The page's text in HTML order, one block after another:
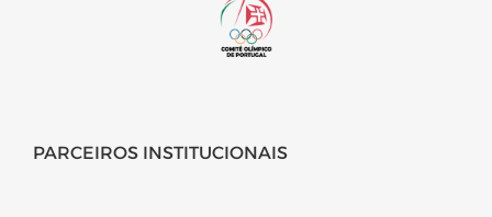
PARCEIROS INSTITUCIONAIS